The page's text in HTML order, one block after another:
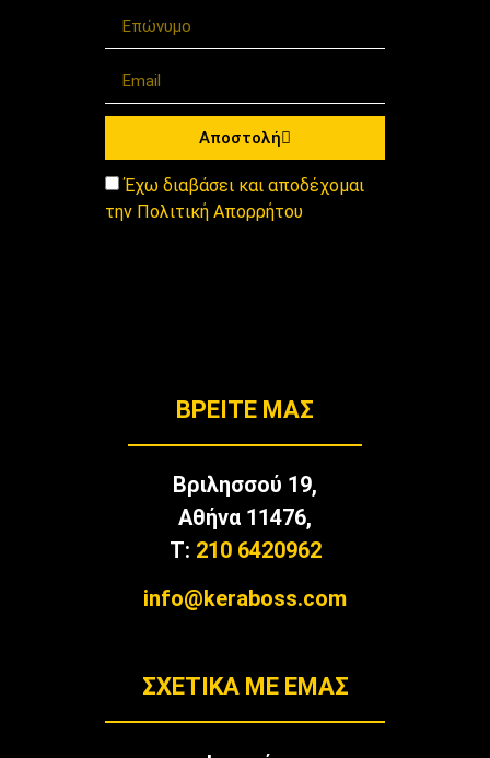
Έχω διαβάσει και αποδέχομαι
την Πολιτική Απορρήτου
Αποστολή
BΡΕΊΤΕ ΜΑΣ
Βριλησσού 19,
Αθήνα 11476,
T: 210 6420962
info@keraboss.com
ΣΧΕΤΙΚΑ ΜΕ ΕΜΑΣ